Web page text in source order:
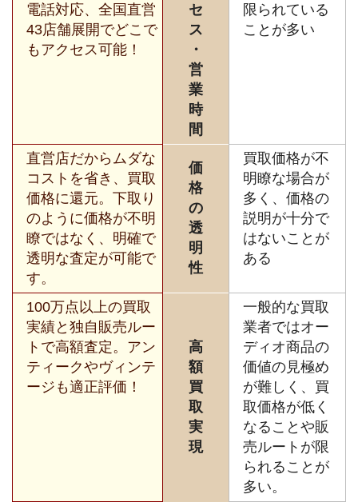
電話対応、全国直営
43店舗展開でどこで
もアクセス可能！
セ
ス
・
営
業
時
間
限られている
ことが多い
直営店だからムダな
コストを省き、買取
価格に還元。下取り
のように価格が不明
瞭ではなく、明確で
透明な査定が可能で
す。
価
格
の
透
明
性
買取価格が不
明瞭な場合が
多く、価格の
説明が十分で
はないことが
ある
100万点以上の買取
実績と独自販売ルー
トで高額査定。アン
ティークやヴィンテ
ージも適正評価！
高
額
買
取
実
現
一般的な買取
業者ではオー
ディオ商品の
価値の見極め
が難しく、買
取価格が低く
なることや販
売ルートが限
られることが
多い。